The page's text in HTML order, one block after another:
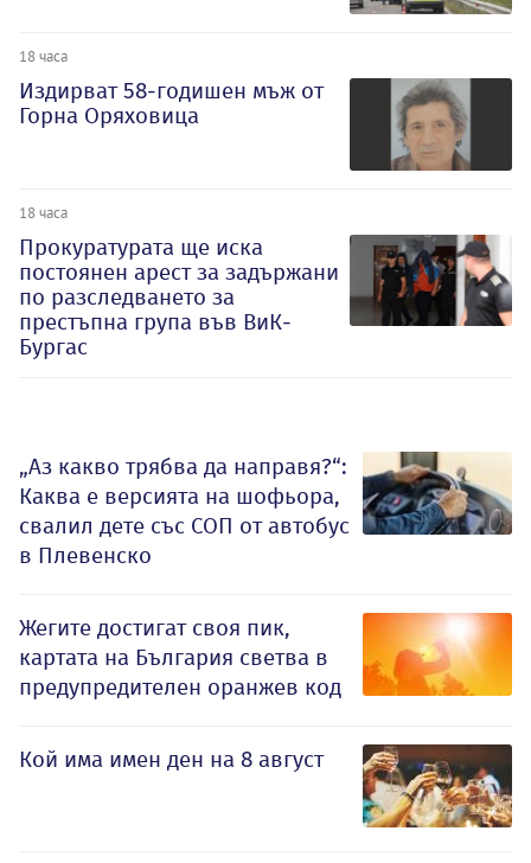
18 часа
Издирват 58-годишен мъж от
Горна Оряховица
18 часа
Прокуратурата ще иска
постоянен арест за задържани
по разследването за
престъпна група във ВиК-
Бургас
„Аз какво трябва да направя?“:
Каква е версията на шофьора,
свалил дете със СОП от автобус
в Плевенско
Жегите достигат своя пик,
картата на България светва в
предупредителен оранжев код
Кой има имен ден на 8 август